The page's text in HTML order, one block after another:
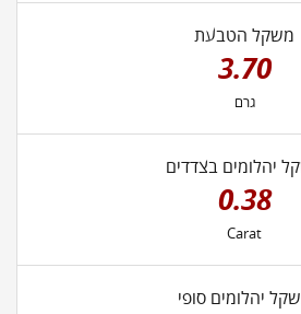
משקל הטבעת
3.70
גרם
יהלומים בצדדים
0.38
Carat
יהלומים סופי